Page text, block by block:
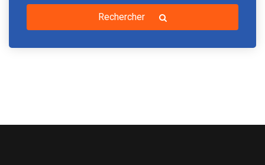
Rechercher